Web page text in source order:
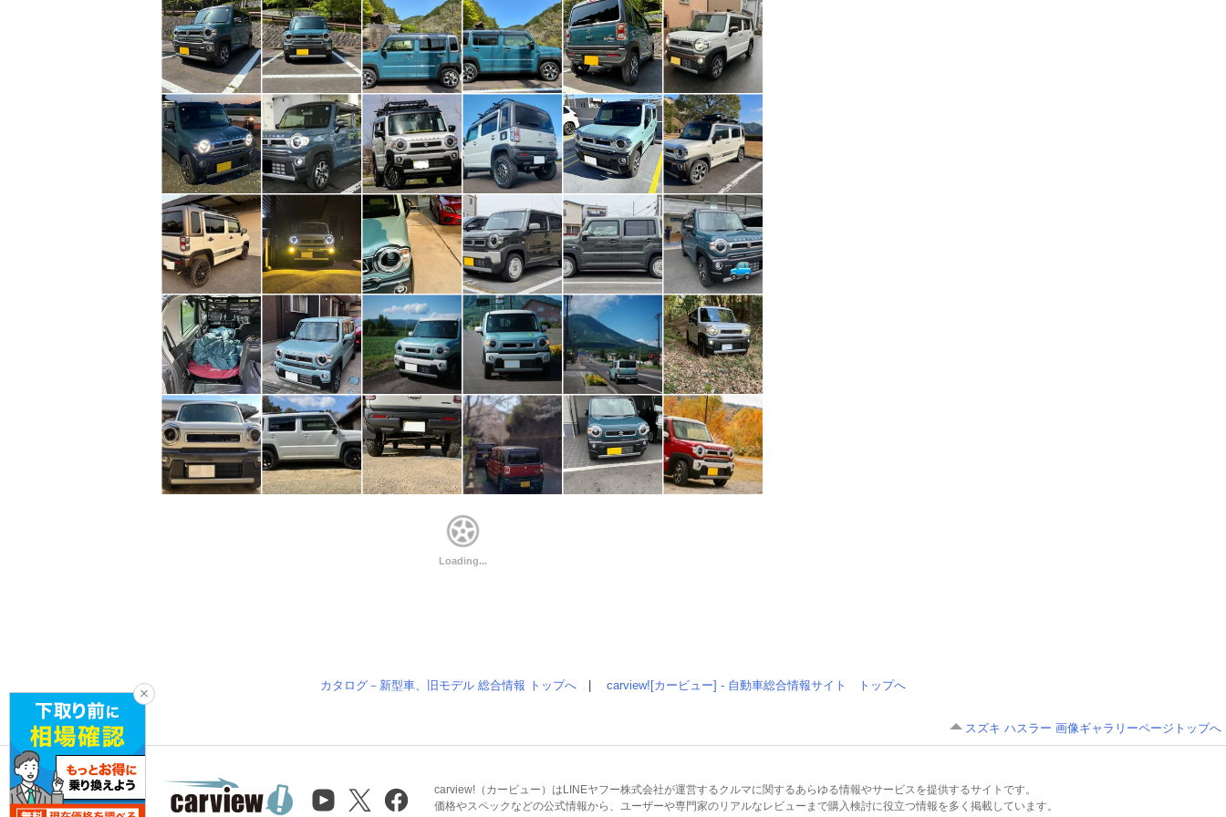
カタログ－新型車、旧モデル 総合情報 トップへ carview![カービュー] - 自動車総合情報サイト トップへ
スズキ ハスラー 画像ギャラリーページトップへ
carview!（カービュー）はLINEヤフー株式会社が運営するクルマに関するあらゆる情報やサービスを提供するサイトです。
価格やスペックなどの公式情報から、ユーザーや専門家のリアルなレビューまで購入検討に役立つ情報を多く掲載しています。